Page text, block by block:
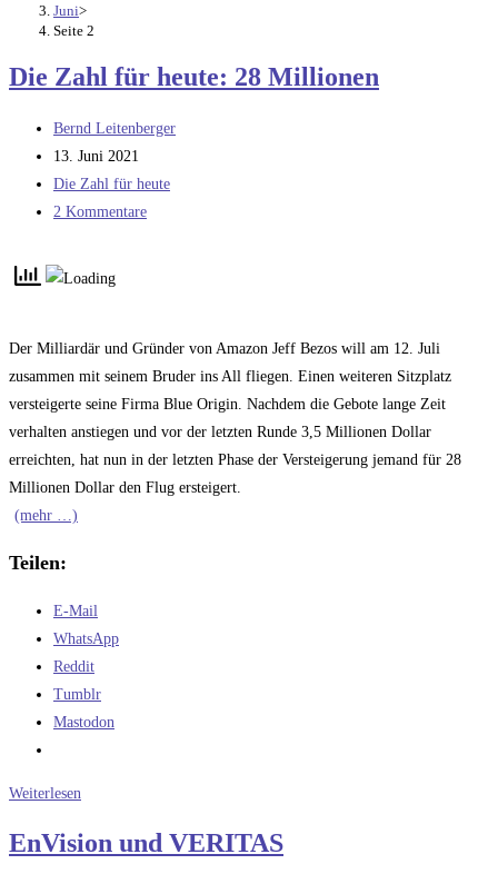
Juni>
Seite 2
Die Zahl für heute: 28 Millionen
Beitrags-
Autor:
Bernd Leitenberger
Beitrag
veröffentlicht:
13. Juni 2021
Beitrags-
Kategorie:
Die Zahl für heute
Beitrags-
2 Kommentare
Der Milliardär und Gründer von Amazon Jeff Bezos will am 12. Juli
zusammen mit seinem Bruder ins All fliegen. Einen weiteren Sitzplatz
versteigerte seine Firma Blue Origin. Nachdem die Gebote lange Zeit
verhalten anstiegen und vor der letzten Runde 3,5 Millionen Dollar
erreichten, hat nun in der letzten Phase der Versteigerung jemand für 28
Millionen Dollar den Flug ersteigert.
(mehr …)
Teilen:
E-Mail
WhatsApp
Reddit
Tumblr
Mastodon
Weiterlesen
für
EnVision und VERITAS